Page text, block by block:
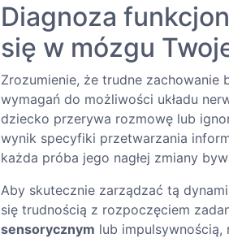
Diagnoza
się w mózgu
Zrozumienie, że trudne
wymagań do możliwości układu
dziecko przerywa rozmowę lub
wynik specyfiki przetwarzania
każda próba jego nagłej zmiany
Aby skutecznie zarządzać tą
się trudnością z rozpoczęciem
sensorycznym lub impulsywnością,